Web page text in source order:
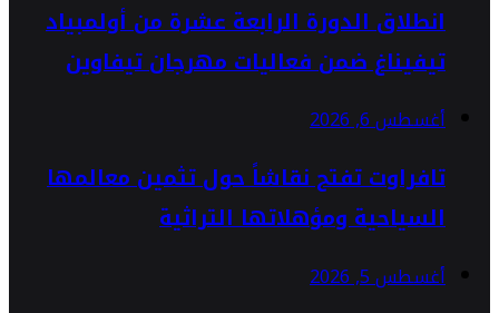
انطلاق الدورة الرابعة عشرة من أولمبياد
تيفيناغ ضمن فعاليات مهرجان تيفاوين
أغسطس 6, 2026
تافراوت تفتح نقاشاً حول تثمين معالمها
السياحية ومؤهلاتها التراثية
أغسطس 5, 2026